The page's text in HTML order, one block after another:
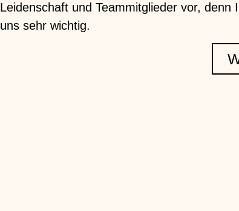
Leidenschaft und Teammitglieder vor, denn
uns sehr wichtig.